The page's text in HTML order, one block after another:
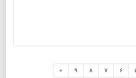
۶ ۷ ۸ ۹ »